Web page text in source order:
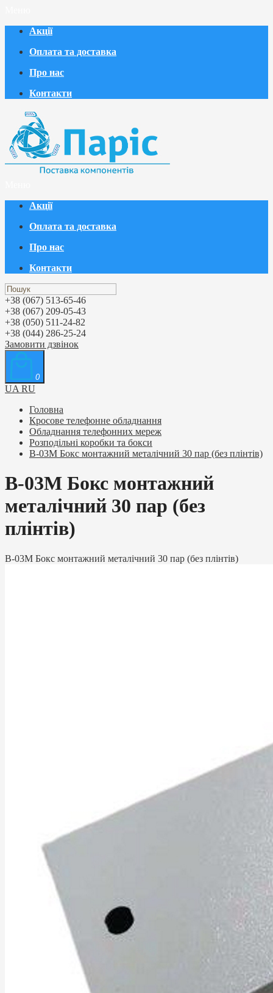
Акції
Оплата та доставка
Про нас
Контакти
Акції
Оплата та доставка
Про нас
Контакти
+38 (067) 513-65-46
+38 (067) 209-05-43
+38 (050) 511-24-82
+38 (044) 286-25-24
Замовити дзвінок
0
UA RU
Головна
Кросове телефонне обладнання
Обладнання телефонних мереж
Розподільні коробки та бокси
B-03M Бокс монтажний металічний 30 пар (без плінтів)
B-03M Бокс монтажний
металічний 30 пар (без
плінтів)
B-03M Бокс монтажний металічний 30 пар (без плінтів)